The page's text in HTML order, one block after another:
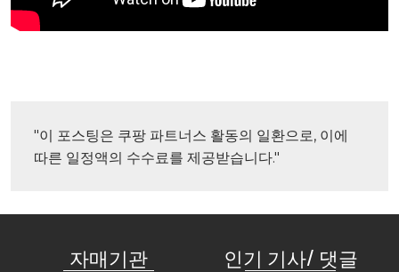
"이 포스팅은 쿠팡 파트너스 활동의 일환으로, 이에
따른 일정액의 수수료를 제공받습니다."
자매기관 인기 기사/ 댓글